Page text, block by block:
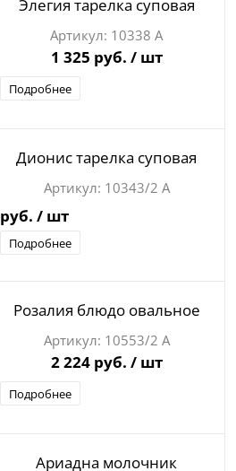
Элегия тарелка суповая
10338 А
1 325 руб. / шт
Подробнее
Дионис тарелка суповая
10343/2 А
руб. / шт
Подробнее
Розалия блюдо овальное
10553/2 А
2 224 руб. / шт
Подробнее
Ариадна молочник